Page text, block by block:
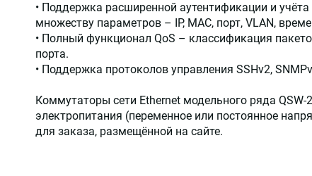
• Поддержка расширенной аутентификации и
множеству параметров – IP, MAC, порт, VLAN,
• Полный функционал QoS – классификация
порта.
• Поддержка протоколов управления SSHv2,
Коммутаторы сети Ethernet модельного ряда
электропитания (переменное или постоянное
для заказа, размещённой на сайте.